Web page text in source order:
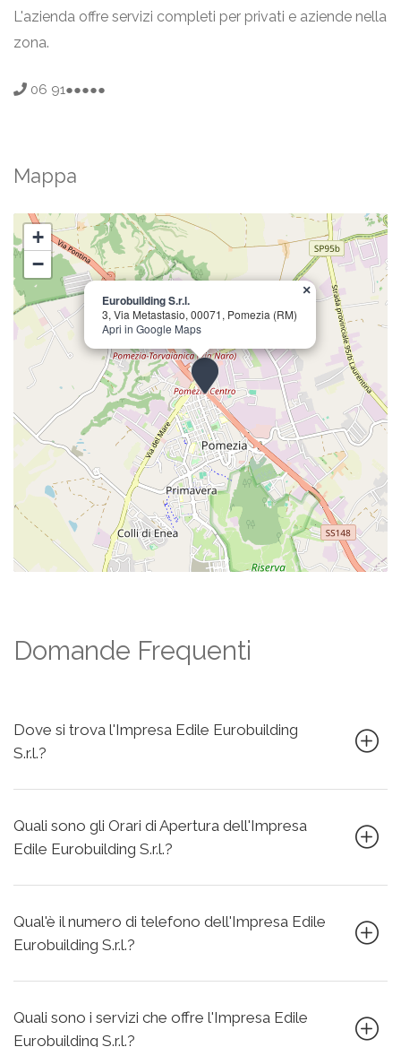
L'azienda offre servizi completi per privati e aziende nella
zona.
06 91●●●●●
Mappa
Eurobuilding S.r.l.
3, Via Metastasio, 00071, Pomezia (RM)
Apri in Google Maps
×
+
−
Domande Frequenti
Dove si trova l'Impresa Edile Eurobuilding
S.r.l.?
Quali sono gli Orari di Apertura dell'Impresa
Edile Eurobuilding S.r.l.?
Qual'è il numero di telefono dell'Impresa Edile
Eurobuilding S.r.l.?
Quali sono i servizi che offre l'Impresa Edile
Eurobuilding S.r.l.?